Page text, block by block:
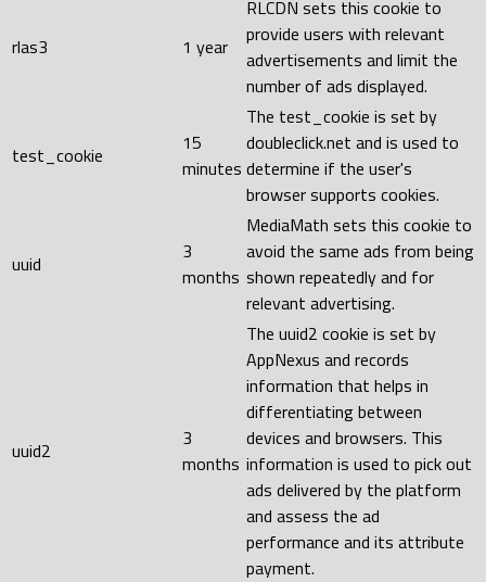
rlas3 1 year
RLCDN sets this cookie to
provide users with relevant
advertisements and limit the
number of ads displayed.
test_cookie
15
minutes
The test_cookie is set by
doubleclick.net and is used to
determine if the user's
browser supports cookies.
uuid
3
months
MediaMath sets this cookie to
avoid the same ads from being
shown repeatedly and for
relevant advertising.
uuid2
3
months
The uuid2 cookie is set by
AppNexus and records
information that helps in
differentiating between
devices and browsers. This
information is used to pick out
ads delivered by the platform
and assess the ad
performance and its attribute
payment.